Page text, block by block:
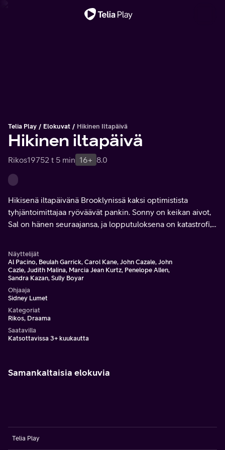
Telia Play Elokuvat Hikinen Iltapäivä
Hikinen iltapäivä
Rikos19752 t 5 min 16+ 8.0
Hikisenä iltapäivänä Brooklynissä kaksi optimistista
tyhjäntoimittajaa ryöväävät pankin. Sonny on keikan aivot,
Sal on hänen seuraajansa, ja lopputuloksena on katastrofi,
Näyttelijät
Al Pacino, Beulah Garrick, Carol Kane, John Cazale, John
Cazle, Judith Malina, Marcia Jean Kurtz, Penelope Allen,
Sandra Kazan, Sully Boyar
Ohjaaja
Sidney Lumet
Kategoriat
Rikos, Draama
Saatavilla
Katsottavissa 3+ kuukautta
Samankaltaisia elokuvia
Telia Play